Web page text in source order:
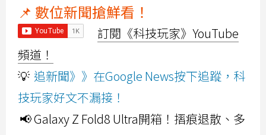
📌 數位新聞搶鮮看！
訂閱《科技玩家》YouTube
頻道！
💡 追新聞》》在Google News按下追蹤，科
技玩家好文不漏接！
📢 Galaxy Z Fold8 Ultra開箱！摺痕退散、多